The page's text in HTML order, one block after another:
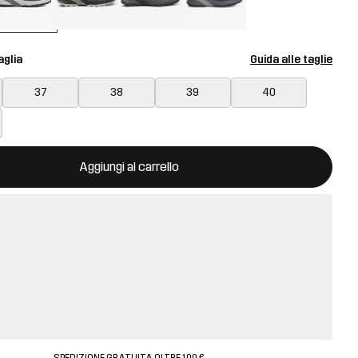
Guida alle taglie
37 38 39 40
Aggiungi al carrello
una finestra modale per confermare un nuovo articolo nel